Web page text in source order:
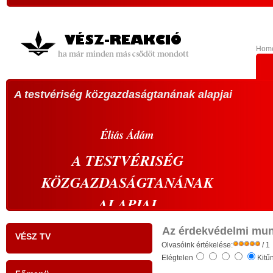
A testvériség közgazdaságtanának alapjai
ÉliásÁdám
A TESTVÉRISÉG
KÖZGAZDASÁGTANÁNAK
ALAPJAI
- tudati ébredés a gazdaságban: a szelíd
gazdaság szelíd forradalma -
kell
VÉSZ TV Az érdekvédelmi
Olvasóink értékelése:
/ 1
Elégtelen